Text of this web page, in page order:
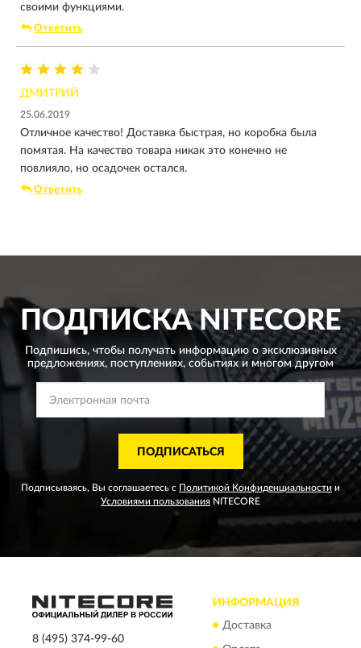
своими функциями.
Ответить
ДМИТРИЙ
25.06.2019
Отличное качество! Доставка быстрая, но коробка была
помятая. На качество товара никак это конечно не
повлияло, но осадочек остался.
Ответить
ПОДПИСКАNITECORE
Подпишись, чтобы получать информацию о эксклюзивных
предложениях, поступлениях, событиях и многом другом
ПОДПИСАТЬСЯ
Подписываясь, Вы соглашаетесь с Политикой Конфиденциальности и
Условиями пользования NITECORE
8 (495) 374-99-60
ИНФОРМАЦИЯ
Доставка